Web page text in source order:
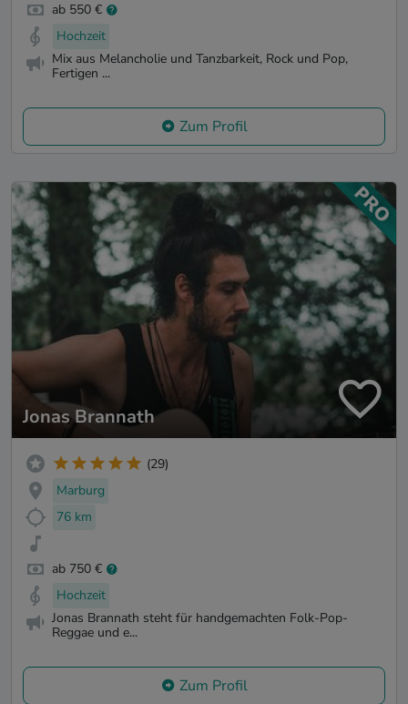
ab 550 €
Hochzeit
Mix aus Melancholie und Tanzbarkeit, Rock und Pop,
Fertigen ...
Zum Profil
Jonas Brannath
(29)
Marburg
76 km
ab 750 €
Hochzeit
Jonas Brannath steht für handgemachten Folk-Pop-
Reggae und e...
Zum Profil